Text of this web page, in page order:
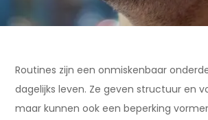
Routines zijn een onmiskenbaar
dagelijks leven. Ze geven structuur en
maar kunnen ook een beperking